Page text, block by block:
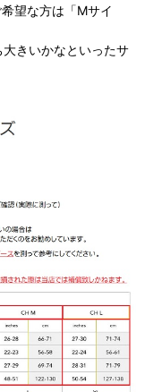
望な方は「Mサイ
きいかなといったサ